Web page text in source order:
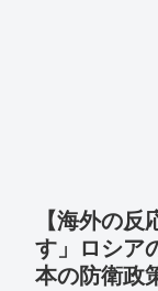
【海外の
す」ロシア
本の防衛政